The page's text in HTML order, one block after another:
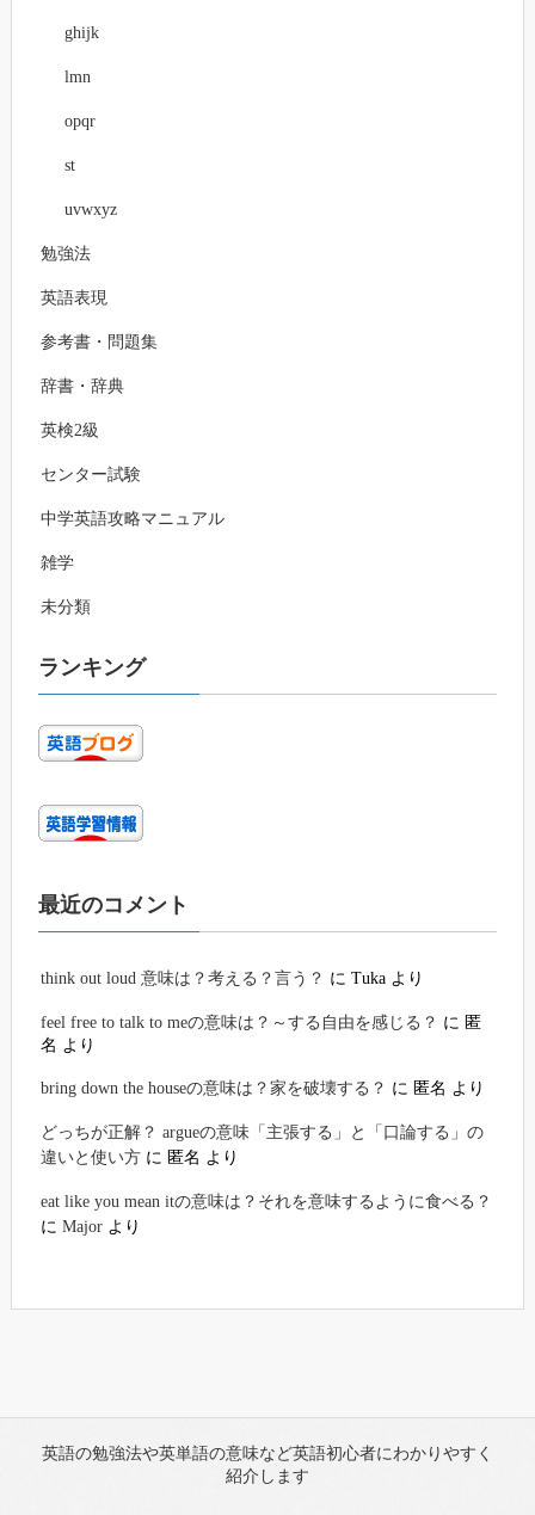
ghijk
lmn
opqr
st
uvwxyz
勉強法
英語表現
参考書・問題集
辞書・辞典
英検2級
センター試験
中学英語攻略マニュアル
雑学
未分類
ランキング
最近のコメント
think out loud 意味は？考える？言う？ にTuka より
feel free to talk to meの意味は？～する自由を感じる？ に 匿
名 より
bring down the houseの意味は？家を破壊する？ に 匿名 より
どっちが正解？ argueの意味「主張する」と「口論する」の
違いと使い方 に 匿名 より
eat like you mean itの意味は？それを意味するように食べる？
にMajor より
英語の勉強法や英単語の意味など英語初心者にわかりやすく
紹介します